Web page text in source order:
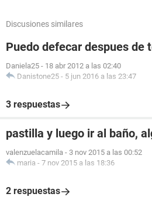
Discusiones similares
Puedo defecar despues de
Daniela25 - 18 abr 2012 a las 02:40
Danistone25 - 5 jun 2016 a las 23:47
3 respuestas
pastilla y luego ir al baño,
valenzuelacamila - 3 nov 2015 a las 00:52
maria - 7 nov 2015 a las 18:36
2 respuestas